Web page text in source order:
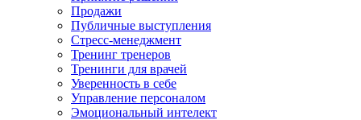
Продажи
Публичные выступления
Стресс-менеджмент
Тренинг тренеров
Тренинги для врачей
Уверенность в себе
Управление персоналом
Эмоциональный интелект